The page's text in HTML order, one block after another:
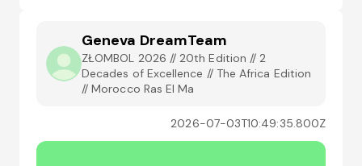
Geneva DreamTeam
ZŁOMBOL 2026 // 20th Edition // 2
Decades of Excellence // The Africa Edition
// Morocco Ras El Ma
2026-07-03T10:49:35.800Z